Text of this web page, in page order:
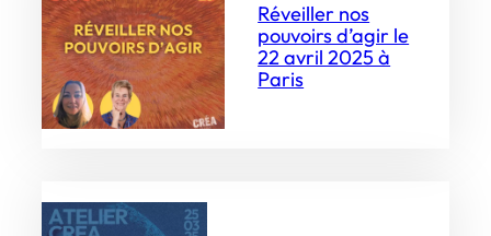
Réveiller nos
pouvoirs d’agir le
22 avril 2025 à
Paris